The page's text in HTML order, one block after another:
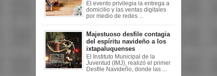
El evento privilegia la entrega a
domicilio y las ventas digitales
por medio de redes ...
Majestuoso desfile contagia
del espíritu navideño a los
ixtapaluquenses
El Instituto Municipal de la
Juventud (IMJ), realizó el primer
Desfile Navideño, donde las ...